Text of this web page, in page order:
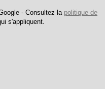
- Consultez la politique de
s'appliquent.